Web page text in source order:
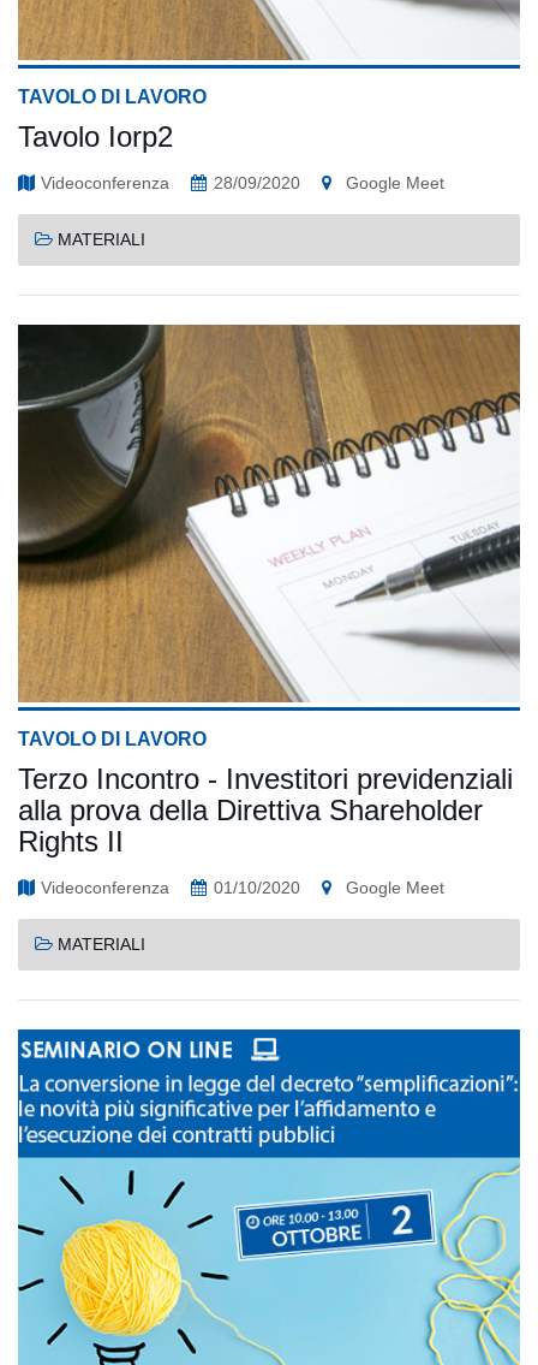
TAVOLO DI LAVORO
Tavolo Iorp2
Videoconferenza 28/09/2020 Google Meet
MATERIALI
TAVOLO DI LAVORO
Terzo Incontro - Investitori previdenziali
alla prova della Direttiva Shareholder
Rights II
Videoconferenza 01/10/2020 Google Meet
MATERIALI